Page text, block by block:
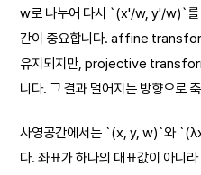
w로 나누어 다시 `(x'/w, y'/w)`를
간이 중요합니다. affine
유지되지만, projective
니다. 그 결과 멀어지는 방향으로
사영공간에서는 `(x, y, w)`와
다. 좌표가 하나의 대표값이 아니